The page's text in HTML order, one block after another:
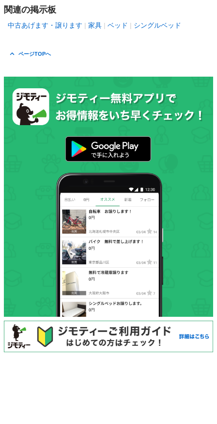
関連の掲示板
中古あげます・譲ります 家具 ベッド シングルベッド
ページTOPへ